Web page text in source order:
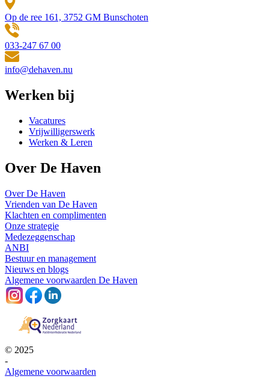
Op de ree 161, 3752 GM Bunschoten
033-247 67 00
info@dehaven.nu
Werken bij
Vacatures
Vrijwilligerswerk
Werken & Leren
Over De Haven
Over De Haven
Vrienden van De Haven
Klachten en complimenten
Onze strategie
Medezeggenschap
ANBI
Bestuur en management
Nieuws en blogs
Algemene voorwaarden De Haven
© 2025
-
Algemene voorwaarden